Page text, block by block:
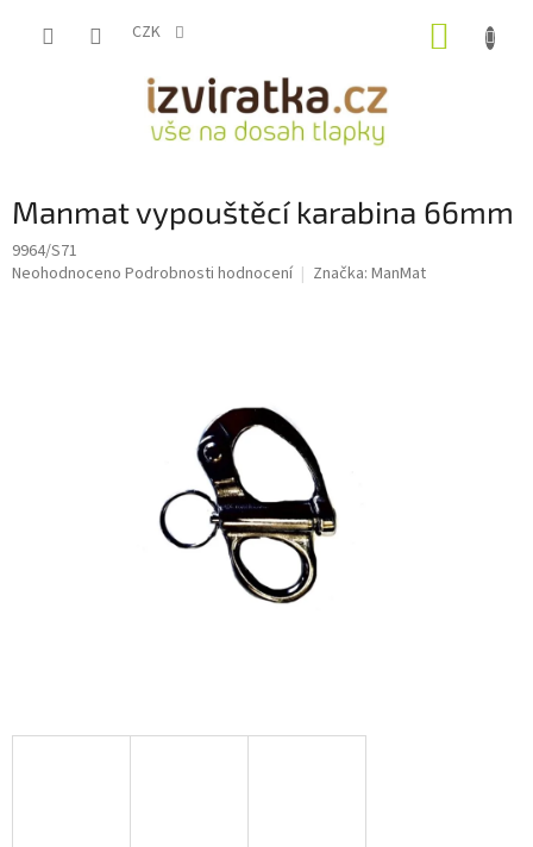
CZK
Manmat vypouštěcí karabina 66mm
9964/S71
Průměrné
Neohodnoceno Podrobnosti hodnocení Značka: ManMat